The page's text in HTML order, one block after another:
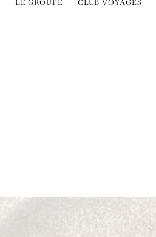
LE GROUPE CLUB VOYAGES